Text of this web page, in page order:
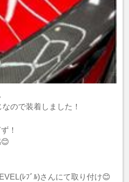
ので装着しました！
！
ﾚﾌﾞﾙ)さんにて取り付け😊